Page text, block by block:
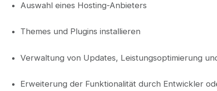
Auswahl eines Hosting-Anbieters
Themes und Plugins installieren
Verwaltung von Updates, Leistungsoptimierung
Erweiterung der Funktionalität durch Entwickler